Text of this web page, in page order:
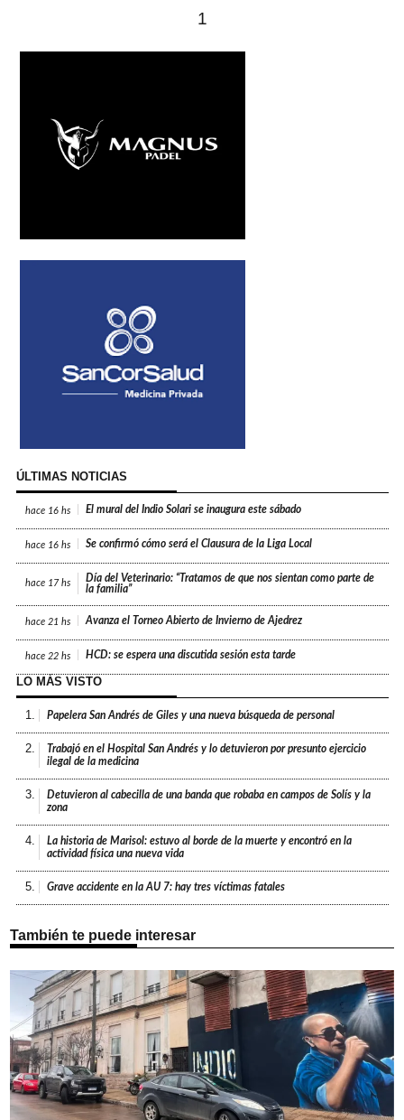
ÚLTIMAS NOTICIAS
hace 16 hs El mural del Indio Solari se inaugura este sábado
hace 16 hs Se confirmó cómo será el Clausura de la Liga Local
hace 17 hs
Día del Veterinario: “Tratamos de que nos sientan como parte de
la familia”
hace 21 hs Avanza el Torneo Abierto de Invierno de Ajedrez
hace 22 hs HCD: se espera una discutida sesión esta tarde
LO MÁS VISTO
1. Papelera San Andrés de Giles y una nueva búsqueda de personal
2.
Trabajó en el Hospital San Andrés y lo detuvieron por presunto ejercicio
ilegal de la medicina
3.
Detuvieron al cabecilla de una banda que robaba en campos de Solís y la
zona
4.
La historia de Marisol: estuvo al borde de la muerte y encontró en la
actividad física una nueva vida
5. Grave accidente en la AU 7: hay tres víctimas fatales
También te puede interesar